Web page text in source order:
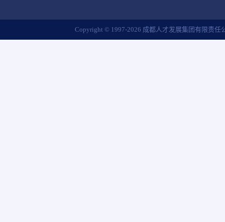
Copyright © 1997-2026 成都人才发展集团有限责